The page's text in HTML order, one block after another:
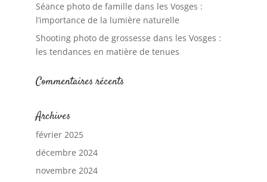
Séance photo de famille dans les Vosges :
l’importance de la lumière naturelle
Shooting photo de grossesse dans les Vosges :
les tendances en matière de tenues
Commentaires récents
Archives
février 2025
décembre 2024
novembre 2024